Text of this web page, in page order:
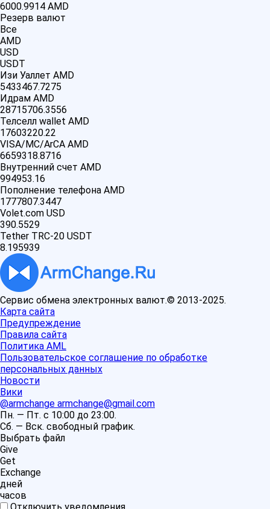
6000.9914 AMD
Резерв валют
Все
AMD
USD
USDT
Изи Уаллет AMD
5433467.7275
Идрам AMD
28715706.3556
Телселл wallet AMD
17603220.22
VISA/MC/ArCA AMD
6659318.8716
Внутренний счет AMD
994953.16
Пополнение телефона AMD
1777807.3447
Volet.com USD
390.5529
Tether TRC-20 USDT
8.195939
Сервис обмена электронных валют.© 2013-2025.
Карта сайта
Предупреждение
Правила сайта
Политика AML
Пользовательское соглашение по обработке
персональных данных
Новости
Вики
@armchange armchange@gmail.com
Пн. — Пт. с 10:00 до 23:00.
Сб. — Вск. свободный график.
Выбрать файл
Give
Get
Exchange
дней
часов